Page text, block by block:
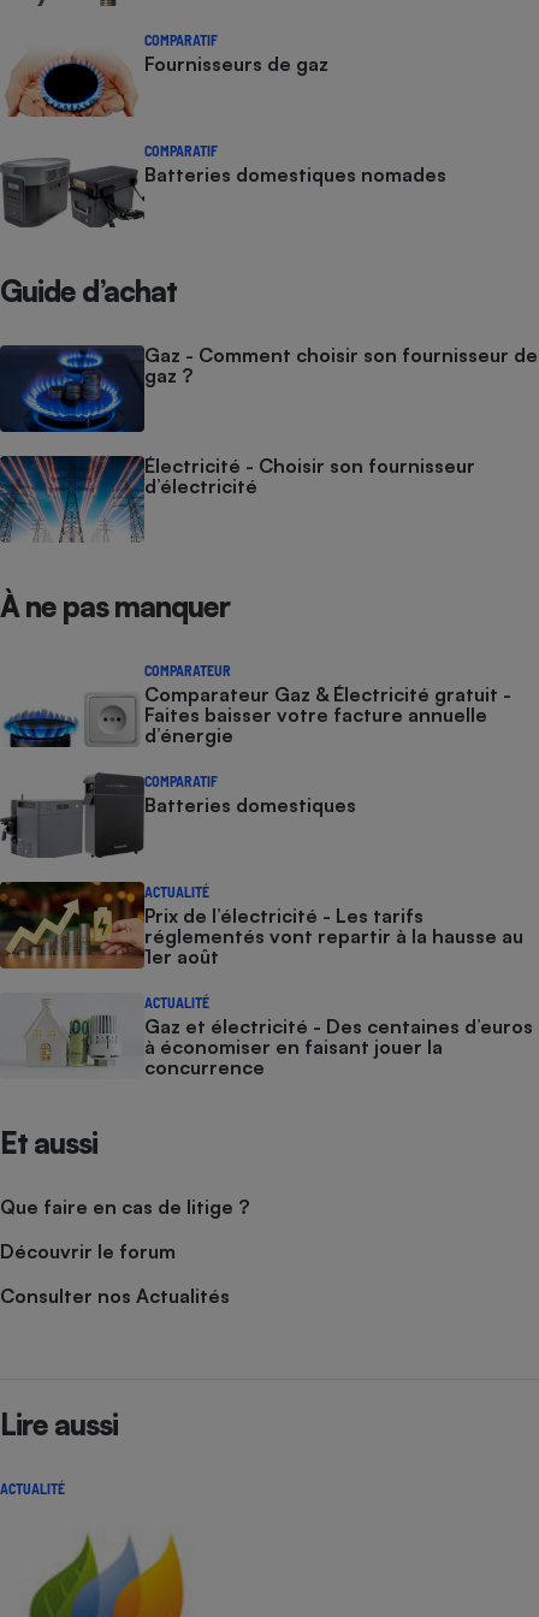
COMPARATIF
Fournisseurs de gaz
COMPARATIF
Batteries domestiques nomades
Guide d’achat
Gaz - Comment choisir son fournisseur de
gaz ?
Électricité - Choisir son fournisseur
d’électricité
À ne pas manquer
COMPARATEUR
Comparateur Gaz & Électricité gratuit -
Faites baisser votre facture annuelle
d’énergie
COMPARATIF
Batteries domestiques
ACTUALITÉ
Prix de l’électricité - Les tarifs
réglementés vont repartir à la hausse au
1er août
ACTUALITÉ
Gaz et électricité - Des centaines d’euros
à économiser en faisant jouer la
concurrence
Et aussi
Que faire en cas de litige ?
Découvrir le forum
Consulter nos Actualités
Lire aussi
ACTUALITÉ